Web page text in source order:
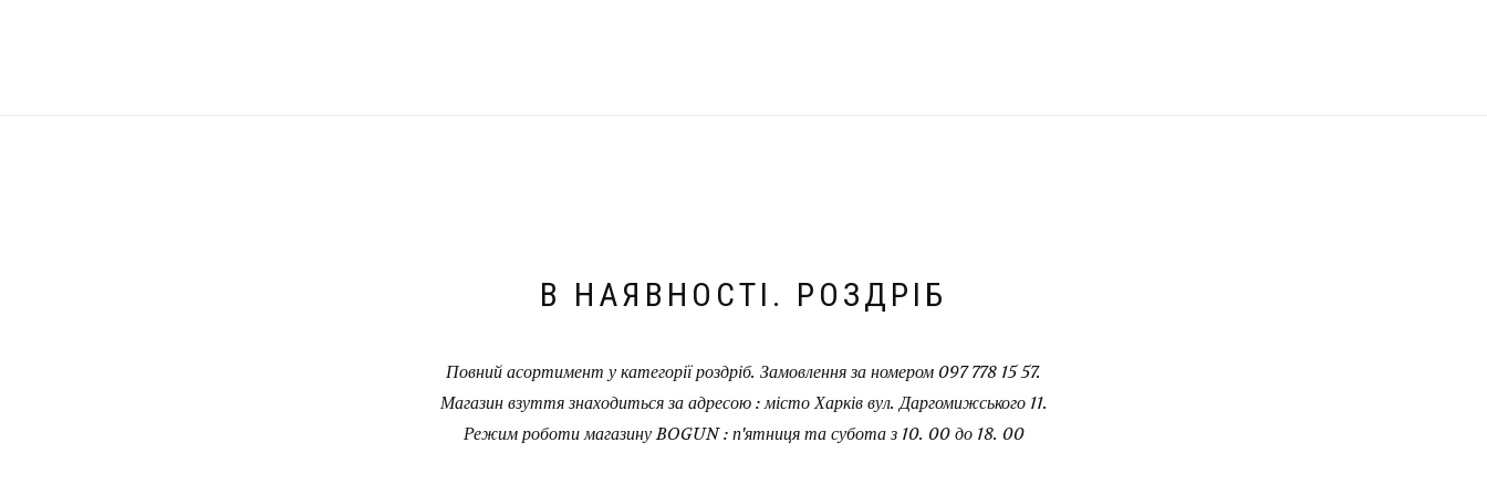
В НАЯВНОСТІ. РОЗДРІБ
Повний асортимент у категорії роздріб. Замовлення за номером 097 778 15 57.
Магазин взуття знаходиться за адресою : місто Харків вул. Даргомижського 11.
Режим роботи магазину BOGUN : п'ятниця та субота з 10. 00 до 18. 00